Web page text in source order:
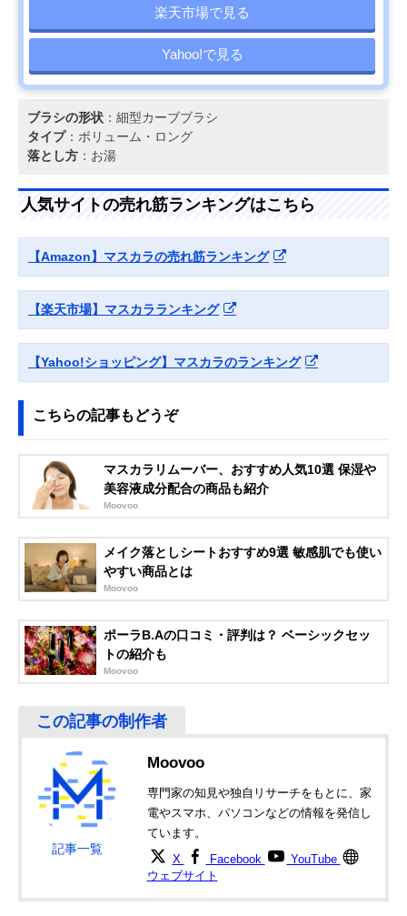
楽天市場で見る
Yahoo!で見る
ブラシの形状 ：細型カーブブラシ
タイプ：ボリューム・ロング
落とし方 ：お湯
人気サイトの売れ筋ランキングはこちら
【Amazon】マスカラの売れ筋ランキング
【楽天市場】マスカラランキング
【Yahoo!ショッピング】マスカラのランキング
こちらの記事もどうぞ
マスカラリムーバー、おすすめ人気10選 保湿や
美容液成分配合の商品も紹介
Moovoo
メイク落としシートおすすめ9選 敏感肌でも使い
やすい商品とは
Moovoo
ポーラB.Aの口コミ・評判は？ ベーシックセッ
トの紹介も
Moovoo
記事一覧
Moovoo
専門家の知見や独自リサーチをもとに、家
電やスマホ、パソコンなどの情報を発信し
ています。
X Facebook
YouTube
ウェブサイト